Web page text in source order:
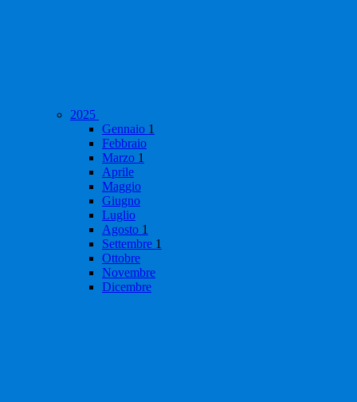
2025
Gennaio 1
Febbraio
Marzo 1
Aprile
Maggio
Giugno
Luglio
Agosto 1
Settembre 1
Ottobre
Novembre
Dicembre